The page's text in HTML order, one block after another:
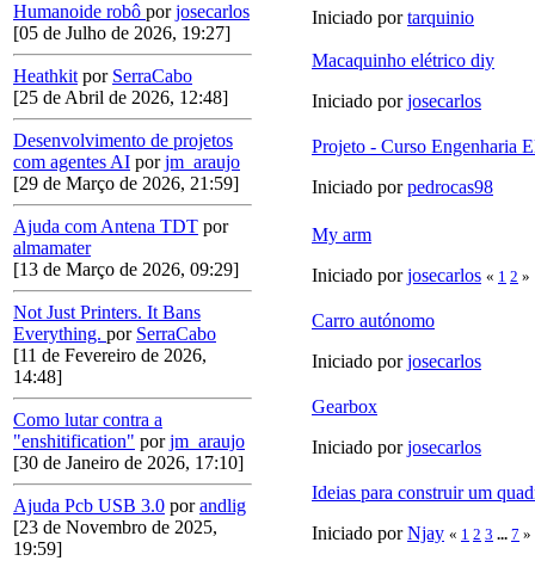
Humanoide robô porjosecarlos
[05 de Julho de 2026, 19:27]
Heathkit por SerraCabo
[25 de Abril de 2026, 12:48]
Desenvolvimento de projetos
com agentes AI porjm_araujo
[29 de Março de 2026, 21:59]
Ajuda com Antena TDT por
almamater
[13 de Março de 2026, 09:29]
Not Just Printers. It Bans
Everything. por SerraCabo
[11 de Fevereiro de 2026,
14:48]
Como lutar contra a
"enshitification" porjm_araujo
[30 de Janeiro de 2026, 17:10]
Ajuda Pcb USB 3.0 porandlig
[23 de Novembro de 2025,
19:59]
Iniciado portarquinio
Macaquinho elétrico diy
Iniciado porjosecarlos
Projeto - Curso Engenharia
Iniciado porpedrocas98
My arm
Iniciado porjosecarlos « 1 2 »
Carro autónomo
Iniciado porjosecarlos
Gearbox
Iniciado porjosecarlos
Ideias para construir um
Iniciado porNjay « 1 2 3 ... 7 »